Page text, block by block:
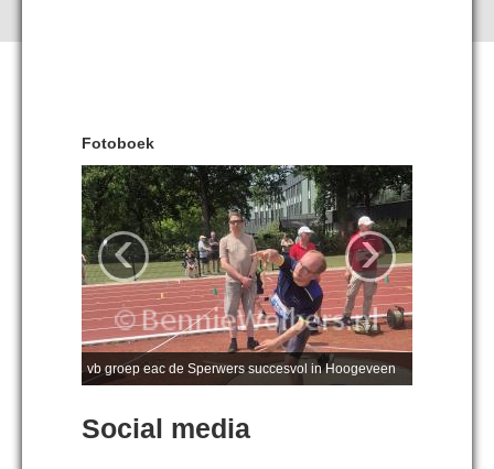
Fotoboek
vb groep eac de Sperwers succesvol in Hoogeveen
‹ ›
Social media